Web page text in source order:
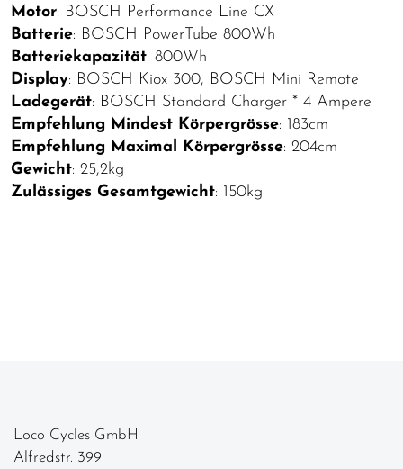
Motor: BOSCH Performance Line CX
Batterie: BOSCH PowerTube 800Wh
Batteriekapazität: 800Wh
Display: BOSCH Kiox 300, BOSCH Mini Remote
Ladegerät: BOSCH Standard Charger * 4 Ampere
Empfehlung Mindest Körpergrösse: 183cm
Empfehlung Maximal Körpergrösse: 204cm
Gewicht: 25,2kg
Zulässiges Gesamtgewicht: 150kg
Loco Cycles GmbH
Alfredstr. 399